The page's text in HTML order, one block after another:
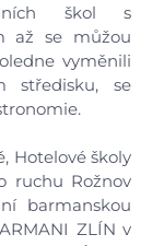
škol s
až se můžou
vyměnili
středisku, se
Hotelové školy
ruchu Rožnov
barmanskou
ZLÍN v